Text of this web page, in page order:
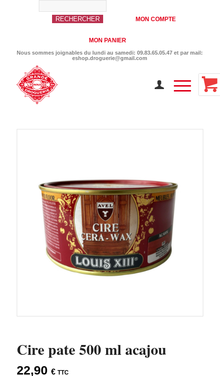
MON COMPTE
MON PANIER
Nous sommes joignables du lundi au samedi: 09.83.65.05.47 et par mail:
eshop.droguerie@gmail.com
Cire pate 500 ml acajou
22,90 € TTC